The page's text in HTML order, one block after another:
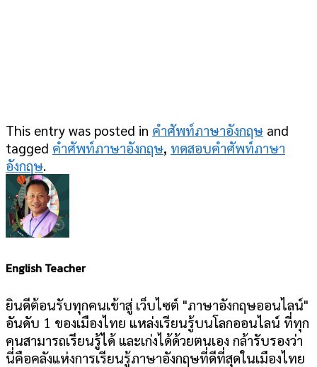
This entry was posted in คำศัพท์ภาษาอังกฤษ and
tagged คำศัพท์ภาษาอังกฤษ, ทดสอบคำศัพท์ภาษา
อังกฤษ.
English Teacher
ยินดีต้อนรับทุกคนเข้าสู่ เว็บไซต์ "ภาษาอังกฤษออนไลน์"
อันดับ 1 ของเมืองไทย แหล่งเรียนรู้บนโลกออนไลน์ ที่ทุก
คนสามารถเรียนรู้ได้ และเก่งได้ด้วยตนเอง กล้ารับรองว่า
นี่คือคลังแห่งการเรียนรู้ภาษาอังกฤษที่ดีที่สุดในเมืองไทย